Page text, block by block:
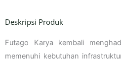
Deskripsi Produk
Futago Karya kembali
memenuhi kebutuhan